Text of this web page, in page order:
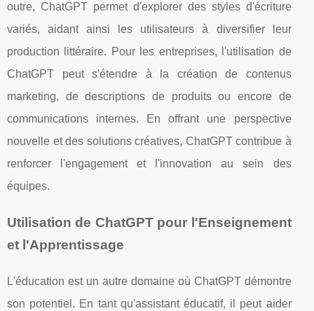
outre, ChatGPT permet d'explorer des styles d'écriture
variés, aidant ainsi les utilisateurs à diversifier leur
production littéraire. Pour les entreprises, l'utilisation de
ChatGPT peut s'étendre à la création de contenus
marketing, de descriptions de produits ou encore de
communications internes. En offrant une perspective
nouvelle et des solutions créatives, ChatGPT contribue à
renforcer l'engagement et l'innovation au sein des
équipes.
Utilisation de ChatGPT pour l'Enseignement
et l'Apprentissage
L'éducation est un autre domaine où ChatGPT démontre
son potentiel. En tant qu'assistant éducatif, il peut aider